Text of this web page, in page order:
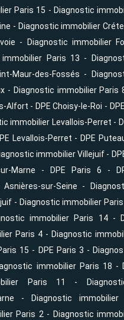
Paris 15 - Diagnostic
- Diagnostic immobilier
-
Diagnostic immobilier
immobilier Paris 13 -
Maur-des-Fossés -
- Diagnostic immobilier Paris
Alfort - DPE Choisy-le-Roi -
immobilier Levallois-Perret -
Levallois-Perret - DPE
immobilier Villejuif -
Marne - DPE Paris 6 -
Asnières-sur-Seine -
- Diagnostic immobilier
immobilier Paris 14-
Paris 4 - Diagnostic
15 - DPE Paris 3 -
immobilier Paris 18 -
Paris 11
-
- Diagnostic immobilier
Paris 2 - Diagnostic